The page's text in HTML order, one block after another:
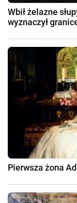
Wbił żelazne
wyznaczył
Pierwsza żona